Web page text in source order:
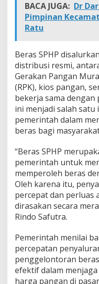
BACA JUGA: Dr
Pimpinan
Ratu
Beras SPHP
distribusi resmi,
Gerakan Pangan
(RPK), kios pangan,
bekerja sama
ini menjadi salah
pemerintah dalam
beras bagi
“Beras SPHP
pemerintah untuk
memperoleh beras
Oleh karena itu,
percepat dan perluas
dirasakan secara
Rindo Safutra.
Pemerintah menilai
percepatan
penggelontoran
efektif dalam
harga pangan di